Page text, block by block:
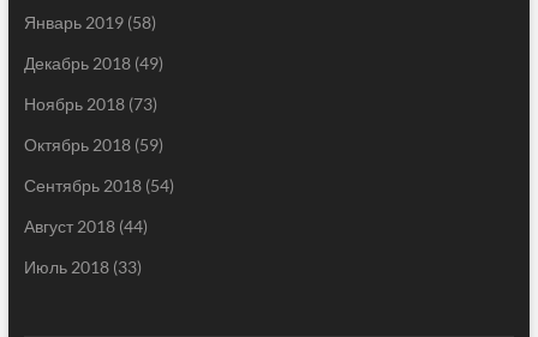
Январь 2019(58)
Декабрь 2018(49)
Ноябрь 2018(73)
Октябрь 2018(59)
Сентябрь 2018(54)
Август 2018(44)
Июль 2018(33)